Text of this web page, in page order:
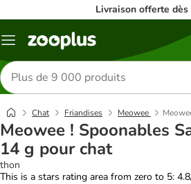
Livraison offerte dès
Menu
Rechercher
des
produits
Chat Friandises Meowee
Meowee ! Spoonables
14 g pour chat
thon
This is a stars rating area from zero to 5: